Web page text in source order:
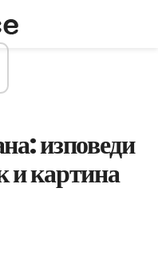
изповеди
и картина